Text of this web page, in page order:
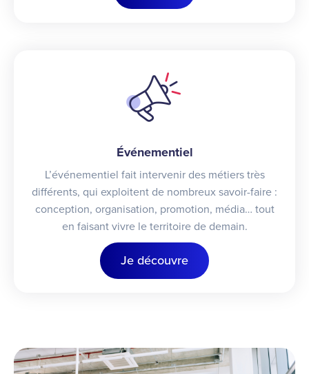
Événementiel
L’événementiel fait intervenir des métiers très
différents, qui exploitent de nombreux savoir-faire :
conception, organisation, promotion, média… tout
en faisant vivre le territoire de demain.
Je découvre